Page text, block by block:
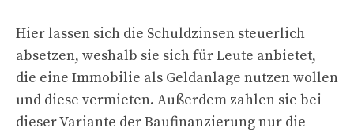
Hier lassen sich die Schuldzinsen steuerlich
absetzen, weshalb sie sich für Leute anbietet,
die eine Immobilie als Geldanlage nutzen wollen
und diese vermieten. Außerdem zahlen sie bei
dieser Variante der Baufinanzierung nur die